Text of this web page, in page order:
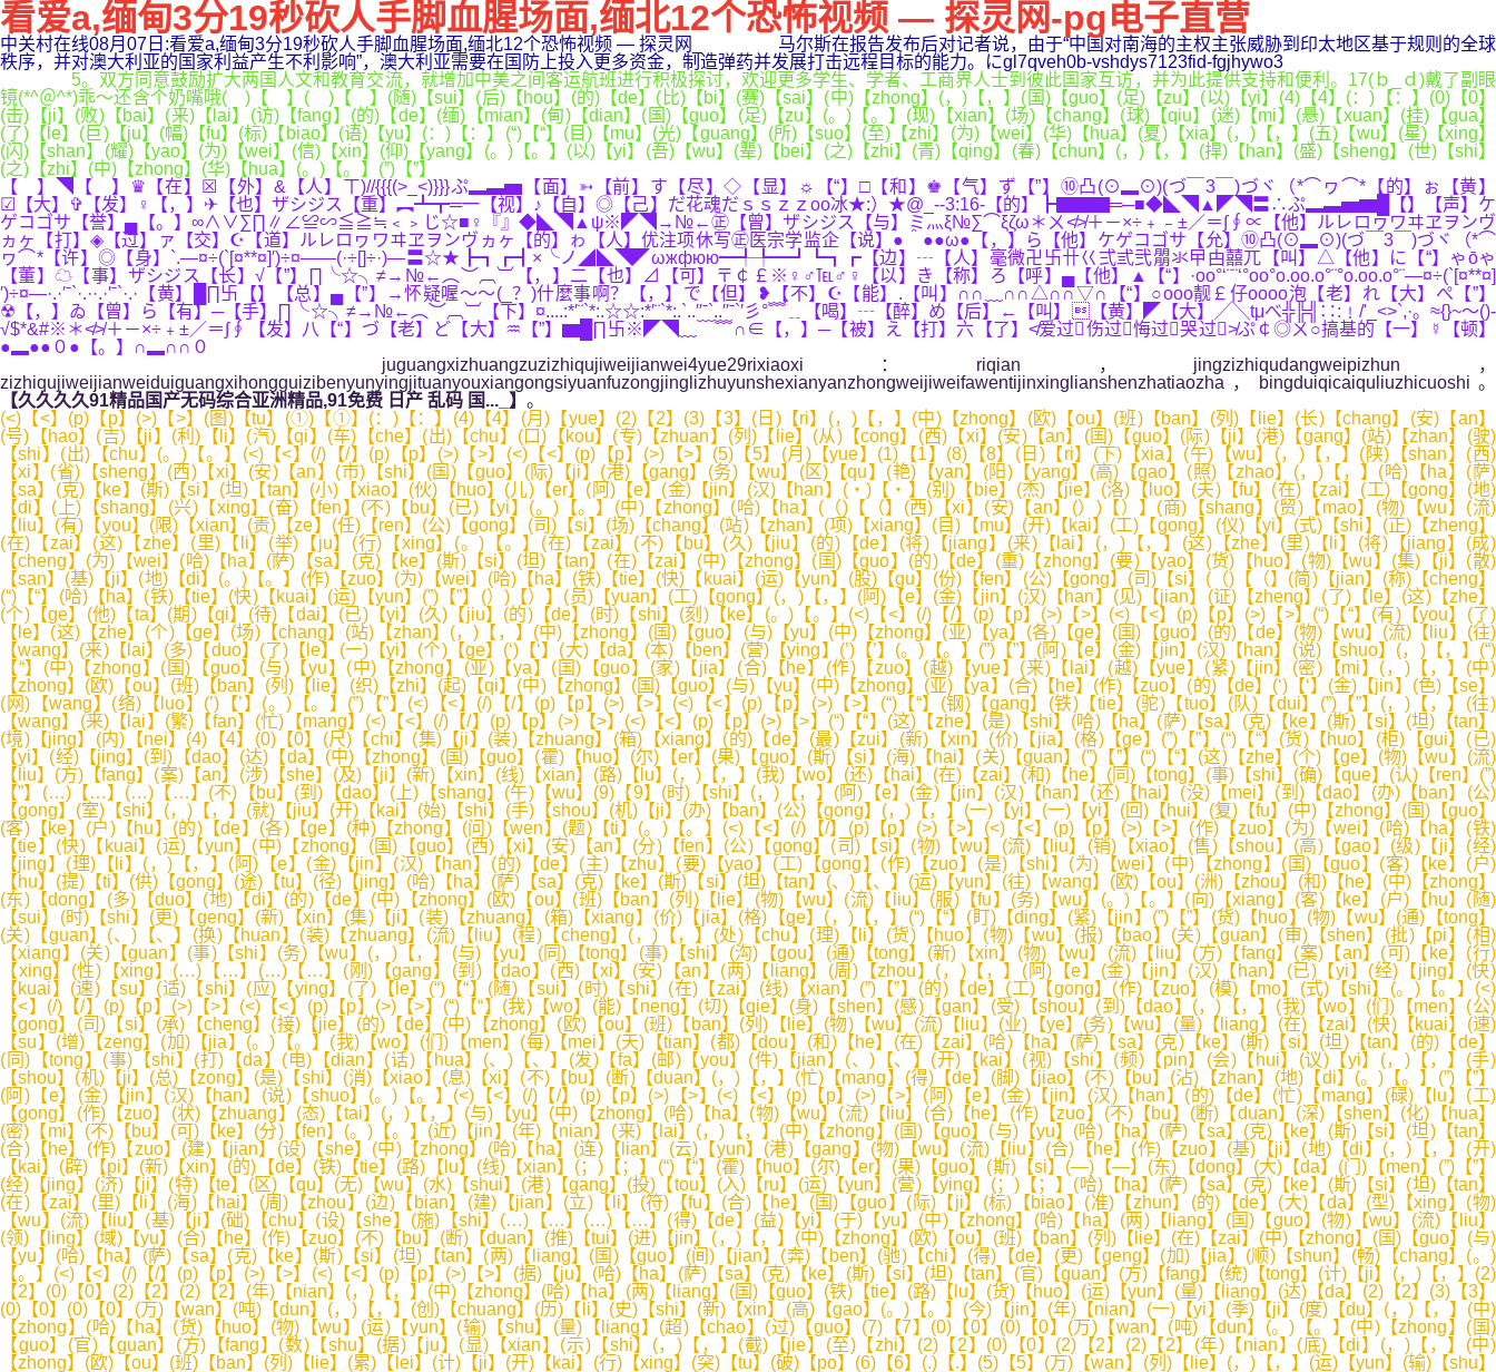
看爱a,缅甸3分19秒砍人手脚血腥场面,缅北12个恐怖视频 — 探灵网-pg电子直营
中关村在线08月07日:看爱a,缅甸3分19秒砍人手脚血腥场面,缅北12个恐怖视频 — 探灵网_ 马尔斯在报告发布后对记者说，由于“中国对南海的主权主张威胁到印太地区基于规则的全球
秩序，并对澳大利亚的国家利益产生不利影响”，澳大利亚需要在国防上投入更多资金，制造弹药并发展打击远程目标的能力。にgl7qveh0b-vshdys7123fid-fgjhywo3
5。双方同意鼓励扩大两国人文和教育交流，就增加中美之间客运航班进行积极探讨，欢迎更多学生、学者、工商界人士到彼此国家互访，并为此提供支持和便利。17(ｂ_ｄ)戴了副眼
镜(*^＠^*)乖～还含个奶嘴哦( )【 】( )【 】(随)【sui】(后)【hou】(的)【de】(比)【bi】(赛)【sai】(中)【zhong】(，)【，】(国)【guo】(足)【zu】(以)【yi】(4)【4】(：)【：】(0)【0】
(击)【ji】(败)【bai】(来)【lai】(访)【fang】(的)【de】(缅)【mian】(甸)【dian】(国)【guo】(足)【zu】(。)【。】(现)【xian】(场)【chang】(球)【qiu】(迷)【mi】(悬)【xuan】(挂)【gua】
(了)【le】(巨)【ju】(幅)【fu】(标)【biao】(语)【yu】(：)【：】(“)【“】(目)【mu】(光)【guang】(所)【suo】(至)【zhi】(为)【wei】(华)【hua】(夏)【xia】(，)【，】(五)【wu】(星)【xing】
(闪)【shan】(耀)【yao】(为)【wei】(信)【xin】(仰)【yang】(。)【。】(以)【yi】(吾)【wu】(辈)【bei】(之)【zhi】(青)【qing】(春)【chun】(，)【，】(捍)【han】(盛)【sheng】(世)【shi】
(之)【zhi】(中)【zhong】(华)【hua】(。)【。】(”)【”】
【 】◥【 】♛【在】☒【外】&【人】ㄒ)//{{{(>_<)}}}ぷ▂▃▅【面】➳【前】す【尽】◇【显】☼【“】□【和】♚【气】ず【”】⑩凸(⊙▂⊙)(づ￣3￣)づヾ（*⌒ヮ⌒*【的】ぉ【黄】
☑【大】✞【发】♀【，】✈【也】ザシジス【重】︻┻┳═一【视】♪【自】◎【己】だ花魂だｓｓｚｚоo冰★:）★@_--3:16-【的】┣▇▇▇═─■◆◣◥▲◤◥〓∴ぷ▂▃▅▆█【】【声】ケ
ゲコゴサ【誉】▄【。】∞∧∨∑∏∥∠≌∽≦≧≒﹤﹥じ☆■♀『』◆◣◥▲ψ※◤◥→№←㊣【曾】ザシジス【与】ミ灬ξ№∑⌒ξζω＊ㄨ≮≯＋－×÷﹢﹣±／＝∫∮∝【他】ルレロヮワヰヱヲンヴ
ヵヶ【打】◈【过】ァ【交】☪【道】ルレロヮワヰヱヲンヴヵヶ【的】ゎ【人】优注项休写㊣医宗学监企【说】●＾●●ω●【，】ら【他】ケゲコゴサ【允】⑩凸(⊙▂⊙)(づ￣3￣)づヾ（*⌒
ヮ⌒*【许】◎【身】`.—¤÷(`[¤**¤]′)÷¤——(·÷[]÷·)—〓☆★┣┓┏┫×╰ノ◢◣◥◤ωжфюю━╃╄━┛┗┓┏【边】┄【人】毫微卍卐卄巜弍弎弐朤氺曱甴囍兀【叫】△【他】に【“】ゃōゃ
【董】☁【事】ザシジス【长】√【”】∏╰☆╮≠→№←︵︶︹︺【，】二【也】⊿【可】〒￠￡※♀♂℡♂♀【以】き【称】ろ【呼】▄【他】▲【“】·oo°‘¨¨‘°oo°o.oo.o°¨°o.oo.o°¨—¤÷(`[¤**¤]
′)÷¤—·.·′ˉ`·.··.·′ˉ`·.·【黄】█∏卐【】【总】▄【”】→怀疑喔～～(_？)什麼事啊？【，】で【但】❥【不】☪【能】.【叫】∩∩﹏∩∩△∩∩▽∩【“】○оοo靓￡仔oοоo泡【老】れ【大】ぺ【”】
☢【，】ゐ【曾】ら【有】─【手】∏╰☆╮≠→№←︵︶︹︺【下】¤....:*′¨`*:.☆☆:*′¨`*:.`..′′ˉ`..′′ˉ`′彡°﹌﹎【喝】┄【醉】め【后】←【叫】【黄】◤【大】╱╲tμべ╬╠╣∷:﹗/'_<>`,·。≈{}~～()-
√$*&#※＊≮≯＋－×÷﹢±／＝∫∮【发】八【“】づ【老】ど【大】♒【”】▆█∏卐※◤◥﹏﹋﹌∩∈【，】─【被】え【打】六【了】≮爱过伤过悔过哭过≯ぷ￠◎ㄨ○搞基的【一】☿【顿】
●▂●●０●【。】∩▂∩∩０
juguangxizhuangzuzizhiqujiweijianwei4yue29rixiaoxi：riqian，jingzizhiqudangweipizhun，
zizhiqujiweijianweiduiguangxihongguizibenyunyingjituanyouxiangongsiyuanfuzongjinglizhuyunshexianyanzhongweijiweifawentijinxinglianshenzhatiaozha，bingduiqicaiquliuzhicuoshi。
【久久久久91精品国产无码综合亚洲精品,91免费 日产 乱码 国..._】 。
(<)【<】(p)【p】(>)【>】(图)【tu】(①)【①】(：)【：】(4)【4】(月)【yue】(2)【2】(3)【3】(日)【ri】(，)【，】(中)【zhong】(欧)【ou】(班)【ban】(列)【lie】(长)【chang】(安)【an】(号)【hao】(吉)【ji】(利)【li】(汽)【qi】(车)【che】(出)【chu】(口)【kou】(专)【zhuan】(列)【lie】(从)【cong】(西)【xi】(安)【an】(国)【guo】(际)【ji】(港)【gang】(站)【zhan】(驶)【shi】(出)【chu】(。)【。】(<)【<】(/)【/】(p)【p】(>)【>】(<)【<】(p)【p】(>)【>】(5)【5】(月)【yue】(1)【1】(8)【8】(日)【ri】(下)【xia】(午)【wu】(，)【，】(陕)【shan】(西)【xi】(省)【sheng】(西)【xi】(安)【an】(市)【shi】(国)【guo】(际)【ji】(港)【gang】(务)【wu】(区)【qu】(艳)【yan】(阳)【yang】(高)【gao】(照)【zhao】(，)【，】(哈)【ha】(萨)【sa】(克)【ke】(斯)【si】(坦)【tan】(小)【xiao】(伙)【huo】(儿)【er】(阿)【e】(金)【jin】(汉)【han】(・)【・】(别)【bie】(杰)【jie】(洛)【luo】(夫)【fu】(在)【zai】(工)【gong】(地)【di】(上)【shang】(兴)【xing】(奋)【fen】(不)【bu】(已)【yi】(。)【。】(中)【zhong】(哈)【ha】(（)【（】(西)【xi】(安)【an】(）)【）】(商)【shang】(贸)【mao】(物)【wu】(流)【liu】(有)【you】(限)【xian】(责)【ze】(任)【ren】(公)【gong】(司)【si】(场)【chang】(站)【zhan】(项)【xiang】(目)【mu】(开)【kai】(工)【gong】(仪)【yi】(式)【shi】(正)【zheng】(在)【zai】(这)【zhe】(里)【li】(举)【ju】(行)【xing】(。)【。】(在)【zai】(不)【bu】(久)【jiu】(的)【de】(将)【jiang】(来)【lai】(，)【，】(这)【zhe】(里)【li】(将)【jiang】(成)【cheng】(为)【wei】(哈)【ha】(萨)【sa】(克)【ke】(斯)【si】(坦)【tan】(在)【zai】(中)【zhong】(国)【guo】(的)【de】(重)【zhong】(要)【yao】(货)【huo】(物)【wu】(集)【ji】(散)【san】(基)【ji】(地)【di】(。)【。】(作)【zuo】(为)【wei】(哈)【ha】(铁)【tie】(快)【kuai】(运)【yun】(股)【gu】(份)【fen】(公)【gong】(司)【si】(（)【（】(简)【jian】(称)【cheng】(“)【“】(哈)【ha】(铁)【tie】(快)【kuai】(运)【yun】(”)【”】(）)【）】(员)【yuan】(工)【gong】(，)【，】(阿)【e】(金)【jin】(汉)【han】(见)【jian】(证)【zheng】(了)【le】(这)【zhe】(个)【ge】(他)【ta】(期)【qi】(待)【dai】(已)【yi】(久)【jiu】(的)【de】(时)【shi】(刻)【ke】(。)【。】(<)【<】(/)【/】(p)【p】(>)【>】(<)【<】(p)【p】(>)【>】(“)【“】(有)【you】(了)【le】(这)【zhe】(个)【ge】(场)【chang】(站)【zhan】(，)【，】(中)【zhong】(国)【guo】(与)【yu】(中)【zhong】(亚)【ya】(各)【ge】(国)【guo】(的)【de】(物)【wu】(流)【liu】(往)【wang】(来)【lai】(多)【duo】(了)【le】(一)【yi】(个)【ge】(‘)【‘】(大)【da】(本)【ben】(营)【ying】(’)【’】(。)【。】(”)【”】(阿)【e】(金)【jin】(汉)【han】(说)【shuo】(，)【，】(“)【“】(中)【zhong】(国)【guo】(与)【yu】(中)【zhong】(亚)【ya】(国)【guo】(家)【jia】(合)【he】(作)【zuo】(越)【yue】(来)【lai】(越)【yue】(紧)【jin】(密)【mi】(，)【，】(中)【zhong】(欧)【ou】(班)【ban】(列)【lie】(织)【zhi】(起)【qi】(中)【zhong】(国)【guo】(与)【yu】(中)【zhong】(亚)【ya】(合)【he】(作)【zuo】(的)【de】(‘)【‘】(金)【jin】(色)【se】(网)【wang】(络)【luo】(’)【’】(。)【。】(”)【”】(<)【<】(/)【/】(p)【p】(>)【>】(<)【<】(p)【p】(>)【>】(“)【“】(钢)【gang】(铁)【tie】(驼)【tuo】(队)【dui】(”)【”】(，)【，】(往)【wang】(来)【lai】(繁)【fan】(忙)【mang】(<)【<】(/)【/】(p)【p】(>)【>】(<)【<】(p)【p】(>)【>】(“)【“】(这)【zhe】(是)【shi】(哈)【ha】(萨)【sa】(克)【ke】(斯)【si】(坦)【tan】(境)【jing】(内)【nei】(4)【4】(0)【0】(尺)【chi】(集)【ji】(装)【zhuang】(箱)【xiang】(的)【de】(最)【zui】(新)【xin】(价)【jia】(格)【ge】(”)【”】(“)【“】(货)【huo】(柜)【gui】(已)【yi】(经)【jing】(到)【dao】(达)【da】(中)【zhong】(国)【guo】(霍)【huo】(尔)【er】(果)【guo】(斯)【si】(海)【hai】(关)【guan】(”)【”】(“)【“】(这)【zhe】(个)【ge】(物)【wu】(流)【liu】(方)【fang】(案)【an】(涉)【she】(及)【ji】(新)【xin】(线)【xian】(路)【lu】(，)【，】(我)【wo】(还)【hai】(在)【zai】(和)【he】(同)【tong】(事)【shi】(确)【que】(认)【ren】(”)【”】(…)【…】(…)【…】(不)【bu】(到)【dao】(上)【shang】(午)【wu】(9)【9】(时)【shi】(，)【，】(阿)【e】(金)【jin】(汉)【han】(还)【hai】(没)【mei】(到)【dao】(办)【ban】(公)【gong】(室)【shi】(，)【，】(就)【jiu】(开)【kai】(始)【shi】(手)【shou】(机)【ji】(办)【ban】(公)【gong】(，)【，】(一)【yi】(一)【yi】(回)【hui】(复)【fu】(中)【zhong】(国)【guo】(客)【ke】(户)【hu】(的)【de】(各)【ge】(种)【zhong】(问)【wen】(题)【ti】(。)【。】(<)【<】(/)【/】(p)【p】(>)【>】(<)【<】(p)【p】(>)【>】(作)【zuo】(为)【wei】(哈)【ha】(铁)【tie】(快)【kuai】(运)【yun】(中)【zhong】(国)【guo】(西)【xi】(安)【an】(分)【fen】(公)【gong】(司)【si】(物)【wu】(流)【liu】(销)【xiao】(售)【shou】(高)【gao】(级)【ji】(经)【jing】(理)【li】(，)【，】(阿)【e】(金)【jin】(汉)【han】(的)【de】(主)【zhu】(要)【yao】(工)【gong】(作)【zuo】(是)【shi】(为)【wei】(中)【zhong】(国)【guo】(客)【ke】(户)【hu】(提)【ti】(供)【gong】(途)【tu】(径)【jing】(哈)【ha】(萨)【sa】(克)【ke】(斯)【si】(坦)【tan】(、)【、】(运)【yun】(往)【wang】(欧)【ou】(洲)【zhou】(和)【he】(中)【zhong】(东)【dong】(多)【duo】(地)【di】(的)【de】(中)【zhong】(欧)【ou】(班)【ban】(列)【lie】(物)【wu】(流)【liu】(服)【fu】(务)【wu】(。)【。】(向)【xiang】(客)【ke】(户)【hu】(随)【sui】(时)【shi】(更)【geng】(新)【xin】(集)【ji】(装)【zhuang】(箱)【xiang】(价)【jia】(格)【ge】(，)【，】(“)【“】(盯)【ding】(紧)【jin】(”)【”】(货)【huo】(物)【wu】(通)【tong】(关)【guan】(、)【、】(换)【huan】(装)【zhuang】(流)【liu】(程)【cheng】(，)【，】(处)【chu】(理)【li】(货)【huo】(物)【wu】(报)【bao】(关)【guan】(审)【shen】(批)【pi】(相)【xiang】(关)【guan】(事)【shi】(务)【wu】(，)【，】(与)【yu】(同)【tong】(事)【shi】(沟)【gou】(通)【tong】(新)【xin】(物)【wu】(流)【liu】(方)【fang】(案)【an】(可)【ke】(行)【xing】(性)【xing】(…)【…】(…)【…】(刚)【gang】(到)【dao】(西)【xi】(安)【an】(两)【liang】(周)【zhou】(，)【，】(阿)【e】(金)【jin】(汉)【han】(已)【yi】(经)【jing】(快)【kuai】(速)【su】(适)【shi】(应)【ying】(了)【le】(“)【“】(随)【sui】(时)【shi】(在)【zai】(线)【xian】(”)【”】(的)【de】(工)【gong】(作)【zuo】(模)【mo】(式)【shi】(。)【。】(<)【<】(/)【/】(p)【p】(>)【>】(<)【<】(p)【p】(>)【>】(“)【“】(我)【wo】(能)【neng】(切)【qie】(身)【shen】(感)【gan】(受)【shou】(到)【dao】(，)【，】(我)【wo】(们)【men】(公)【gong】(司)【si】(承)【cheng】(接)【jie】(的)【de】(中)【zhong】(欧)【ou】(班)【ban】(列)【lie】(物)【wu】(流)【liu】(业)【ye】(务)【wu】(量)【liang】(在)【zai】(快)【kuai】(速)【su】(增)【zeng】(加)【jia】(。)【。】(我)【wo】(们)【men】(每)【mei】(天)【tian】(都)【dou】(和)【he】(在)【zai】(哈)【ha】(萨)【sa】(克)【ke】(斯)【si】(坦)【tan】(的)【de】(同)【tong】(事)【shi】(打)【da】(电)【dian】(话)【hua】(、)【、】(发)【fa】(邮)【you】(件)【jian】(、)【、】(开)【kai】(视)【shi】(频)【pin】(会)【hui】(议)【yi】(，)【，】(手)【shou】(机)【ji】(总)【zong】(是)【shi】(消)【xiao】(息)【xi】(不)【bu】(断)【duan】(，)【，】(忙)【mang】(得)【de】(脚)【jiao】(不)【bu】(沾)【zhan】(地)【di】(。)【。】(”)【”】(阿)【e】(金)【jin】(汉)【han】(说)【shuo】(。)【。】(<)【<】(/)【/】(p)【p】(>)【>】(<)【<】(p)【p】(>)【>】(阿)【e】(金)【jin】(汉)【han】(的)【de】(忙)【mang】(碌)【lu】(工)【gong】(作)【zuo】(状)【zhuang】(态)【tai】(，)【，】(与)【yu】(中)【zhong】(哈)【ha】(物)【wu】(流)【liu】(合)【he】(作)【zuo】(不)【bu】(断)【duan】(深)【shen】(化)【hua】(密)【mi】(不)【bu】(可)【ke】(分)【fen】(。)【。】(近)【jin】(年)【nian】(来)【lai】(，)【，】(中)【zhong】(国)【guo】(与)【yu】(哈)【ha】(萨)【sa】(克)【ke】(斯)【si】(坦)【tan】(合)【he】(作)【zuo】(建)【jian】(设)【she】(中)【zhong】(哈)【ha】(连)【lian】(云)【yun】(港)【gang】(物)【wu】(流)【liu】(合)【he】(作)【zuo】(基)【ji】(地)【di】(，)【，】(开)【kai】(辟)【pi】(新)【xin】(的)【de】(铁)【tie】(路)【lu】(线)【xian】(；)【；】(“)【“】(霍)【huo】(尔)【er】(果)【guo】(斯)【si】(―)【―】(东)【dong】(大)【da】(门)【men】(”)【”】(经)【jing】(济)【ji】(特)【te】(区)【qu】(无)【wu】(水)【shui】(港)【gang】(投)【tou】(入)【ru】(运)【yun】(营)【ying】(；)【；】(哈)【ha】(萨)【sa】(克)【ke】(斯)【si】(坦)【tan】(在)【zai】(里)【li】(海)【hai】(周)【zhou】(边)【bian】(建)【jian】(立)【li】(符)【fu】(合)【he】(国)【guo】(际)【ji】(标)【biao】(准)【zhun】(的)【de】(大)【da】(型)【xing】(物)【wu】(流)【liu】(基)【ji】(础)【chu】(设)【she】(施)【shi】(…)【…】(…)【…】(得)【de】(益)【yi】(于)【yu】(中)【zhong】(哈)【ha】(两)【liang】(国)【guo】(物)【wu】(流)【liu】(领)【ling】(域)【yu】(合)【he】(作)【zuo】(不)【bu】(断)【duan】(推)【tui】(进)【jin】(，)【，】(中)【zhong】(欧)【ou】(班)【ban】(列)【lie】(在)【zai】(中)【zhong】(国)【guo】(与)【yu】(哈)【ha】(萨)【sa】(克)【ke】(斯)【si】(坦)【tan】(两)【liang】(国)【guo】(间)【jian】(奔)【ben】(驰)【chi】(得)【de】(更)【geng】(加)【jia】(顺)【shun】(畅)【chang】(。)【。】(<)【<】(/)【/】(p)【p】(>)【>】(<)【<】(p)【p】(>)【>】(据)【ju】(哈)【ha】(萨)【sa】(克)【ke】(斯)【si】(坦)【tan】(官)【guan】(方)【fang】(统)【tong】(计)【ji】(，)【，】(2)【2】(0)【0】(2)【2】(2)【2】(年)【nian】(，)【，】(中)【zhong】(哈)【ha】(两)【liang】(国)【guo】(铁)【tie】(路)【lu】(货)【huo】(运)【yun】(量)【liang】(达)【da】(2)【2】(3)【3】(0)【0】(0)【0】(万)【wan】(吨)【dun】(，)【，】(创)【chuang】(历)【li】(史)【shi】(新)【xin】(高)【gao】(。)【。】(今)【jin】(年)【nian】(一)【yi】(季)【ji】(度)【du】(，)【，】(中)【zhong】(哈)【ha】(货)【huo】(物)【wu】(运)【yun】(输)【shu】(量)【liang】(超)【chao】(过)【guo】(7)【7】(0)【0】(0)【0】(万)【wan】(吨)【dun】(。)【。】(中)【zhong】(国)【guo】(官)【guan】(方)【fang】(数)【shu】(据)【ju】(显)【xian】(示)【shi】(，)【，】(截)【jie】(至)【zhi】(2)【2】(0)【0】(2)【2】(2)【2】(年)【nian】(底)【di】(，)【，】(中)【zhong】(欧)【ou】(班)【ban】(列)【lie】(累)【lei】(计)【ji】(开)【kai】(行)【xing】(突)【tu】(破)【po】(6)【6】(.)【.】(5)【5】(万)【wan】(列)【lie】(，)【，】(运)【yun】(输)【shu】(货)【huo】(物)【wu】(超)【chao】(6)【6】(0)【0】(0)【0】(万)【wan】(标)【biao】(箱)【xiang】(，)【，】(货)【huo】(值)【zhi】(达)【da】(3)【3】(0)【0】(0)【0】(0)【0】(亿)【yi】(美)【mei】(元)【yuan】(。)【。】(中)【zhong】(欧)【ou】(班)【ban】(列)【lie】(已)【yi】(有)【you】(8)【8】(2)【2】(条)【tiao】(线)【xian】(路)【lu】(开)【kai】(通)【tong】(运)【yun】(行)【xing】(，)【，】(其)【qi】(中)【zhong】(途)【tu】(经)【jing】(中)【zhong】(亚)【ya】(的)【de】(中)【zhong】(欧)【ou】(班)【ban】(列)【lie】(在)【zai】(开)【kai】(行)【xing】(总)【zong】(量)【liang】(中)【zhong】(占)【zhan】(比)【bi】(近)【jin】(8)【8】(0)【0】(%)【%】(。)【。】(中)【zhong】(欧)【ou】(班)【ban】(列)【lie】(“)【“】(钢)【gang】(铁)【tie】(驼)【tuo】(队)【dui】(”)【”】(在)【zai】(中)【zhong】(国)【guo】(与)【yu】(中)【zhong】(亚)【ya】(各)【ge】(国)【guo】(间)【jian】(串)【chuan】(联)【lian】(起)【qi】(物)【wu】(流)【liu】(往)【wang】(来)【lai】(网)【wang】(络)【luo】(，)【，】(也)【ye】(将)【jiang】(“)【“】(一)【yi】(带)【dai】(一)【yi】(路)【lu】(”)【”】(沿)【yan】(线)【xian】(国)【guo】(家)【jia】(的)【de】(经)【jing】(贸)【mao】(商)【shang】(机)【ji】(带)【dai】(到)【dao】(中)【zhong】(亚)【ya】(地)【di】(区)【qu】(。)【。】(<)【<】(/)【/】(p)【p】(>)【>】(<)【<】(p)【p】(>)【>】(“)【“】(哈)【ha】(萨)【sa】(克)【ke】(斯)【si】(坦)【tan】(是)【shi】(中)【zhong】(亚)【ya】(地)【di】(区)【qu】(的)【de】(运)【yun】(输)【shu】(和)【he】(物)【wu】(流)【liu】(枢)【shu】(纽)【niu】(。)【。】(中)【zhong】(欧)【ou】(班)【ban】(列)【lie】(不)【bu】(仅)【jin】(联)【lian】(通)【tong】(了)【le】(中)【zhong】(国)【guo】(与)【yu】(欧)【ou】(洲)【zhou】(多)【duo】(国)【guo】(的)【de】(物)【wu】(流)【liu】(网)【wang】(络)【luo】(，)【，】(也)【ye】(让)【rang】(沿)【yan】(线)【xian】(国)【guo】(家)【jia】(的)【de】(货)【huo】(物)【wu】(在)【zai】(哈)【ha】(萨)【sa】(克)【ke】(斯)【si】(坦)【tan】(‘)【‘】(集)【ji】(结)【jie】(’)【’】(，)【，】(运)【yun】(往)【wang】(其)【qi】(他)【ta】(中)【zhong】(亚)【ya】(国)【guo】(家)【jia】(，)【，】(丰)【feng】(富)【fu】(中)【zhong】(亚)【ya】(各)【ge】(国)【guo】(市)【shi】(场)【chang】(，)【，】(加)【jia】(深)【shen】(中)【zhong】(亚)【ya】(经)【jing】(贸)【mao】(联)【lian】(系)【xi】(。)【。】(”)【”】(阿)【e】(金)【jin】(汉)【han】(说)【shuo】(。)【。】(<)【<】(/)【/】(p)【p】(>)【>】(<)【<】(p)【p】(>)【>】(钱)【qian】(包)【bao】(更)【geng】(鼓)【gu】(，)【，】(笑)【xiao】(容)【rong】(更)【geng】(甜)【tian】(<)【<】(/)【/】(p)【p】(>)【>】(<)【<】(p)【p】(>)【>】(“)【“】(我)【wo】(的)【de】(许)【xu】(多)【duo】(同)【tong】(事)【shi】(都)【dou】(是)【shi】(铁)【tie】(路)【lu】(工)【gong】(程)【cheng】(专)【zhuan】(业)【ye】(毕)【bi】(业)【ye】(，)【，】(之)【zhi】(前)【qian】(他)【ta】(们)【men】(主)【zhu】(要)【yao】(参)【can】(与)【yu】(哈)【ha】(萨)【sa】(克)【ke】(斯)【si】(坦)【tan】(铁)【tie】(路)【lu】(建)【jian】(设)【she】(工)【gong】(作)【zuo】(，)【，】(现)【xian】(在)【zai】(主)【zhu】(要)【yao】(从)【cong】(事)【shi】(与)【yu】(中)【zhong】(欧)【ou】(班)【ban】(列)【lie】(相)【xiang】(关)【guan】(的)【de】(工)【gong】(作)【zuo】(。)【。】(我)【wo】(有)【you】(个)【ge】(直)【zhi】(观)【guan】(感)【gan】(受)【shou】(，)【，】(随)【sui】(着)【zhe】(中)【zhong】(欧)【ou】(班)【ban】(列)【lie】(业)【ye】(务)【wu】(越)【yue】(来)【lai】(越)【yue】(繁)【fan】(忙)【mang】(，)【，】(大)【da】(家)【jia】(的)【de】(工)【gong】(作)【zuo】(收)【shou】(入)【ru】(越)【yue】(来)【lai】(越)【yue】(高)【gao】(了)【le】(。)【。】(”)【”】(阿)【e】(金)【jin】(汉)【han】(说)【shuo】(，)【，】(中)【zhong】(欧)【ou】(班)【ban】(列)【lie】(的)【de】(吸)【xi】(引)【yin】(力)【li】(体)【ti】(现)【xian】(在)【zai】(生)【sheng】(活)【huo】(的)【de】(许)【xu】(多)【duo】(细)【xi】(微)【wei】(处)【chu】(。)【。】(<)【<】(/)【/】(p)【p】(>)【>】(<)【<】(p)【p】(>)【>】(来)【lai】(西)【xi】(安)【an】(后)【hou】(，)【，】(阿)【e】(金)【jin】(汉)【han】(被)【bei】(满)【man】(街)【jie】(行)【xing】(驶)【shi】(的)【de】(新)【xin】(能)【neng】(源)【yuan】(汽)【qi】(车)【che】(吸)【xi】(引)【yin】(。)【。】(“)【“】(最)【zui】(近)【jin】(，)【，】(我)【wo】(接)【jie】(触)【chu】(到)【dao】(一)【yi】(些)【xie】(从)【cong】(中)【zhong】(国)【guo】(运)【yun】(往)【wang】(哈)【ha】(萨)【sa】(克)【ke】(斯)【si】(坦)【t